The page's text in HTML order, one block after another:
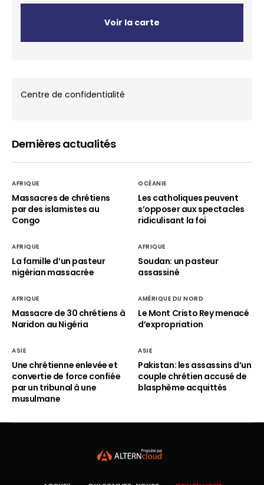
Voir la carte
Centre de confidentialité
Dernières actualités
AFRIQUE
Massacres de chrétiens
par des islamistes au
Congo
OCÉANIE
Les catholiques peuvent
s’opposer aux spectacles
ridiculisant la foi
AFRIQUE
La famille d’un pasteur
nigérian massacrée
AFRIQUE
Soudan: un pasteur
assassiné
AFRIQUE
Massacre de 30 chrétiens à
Naridon au Nigéria
AMÉRIQUE DU NORD
Le Mont Cristo Rey menacé
d’expropriation
ASIE
Une chrétienne enlevée et
convertie de force confiée
par un tribunal à une
musulmane
ASIE
Pakistan: les assassins d’un
couple chrétien accusé de
blasphème acquittés